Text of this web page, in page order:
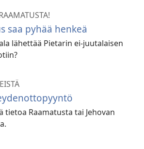
saa pyhää henkeä
lähettää Pietarin ei-juutalaisen
tietoa Raamatusta tai Jehovan